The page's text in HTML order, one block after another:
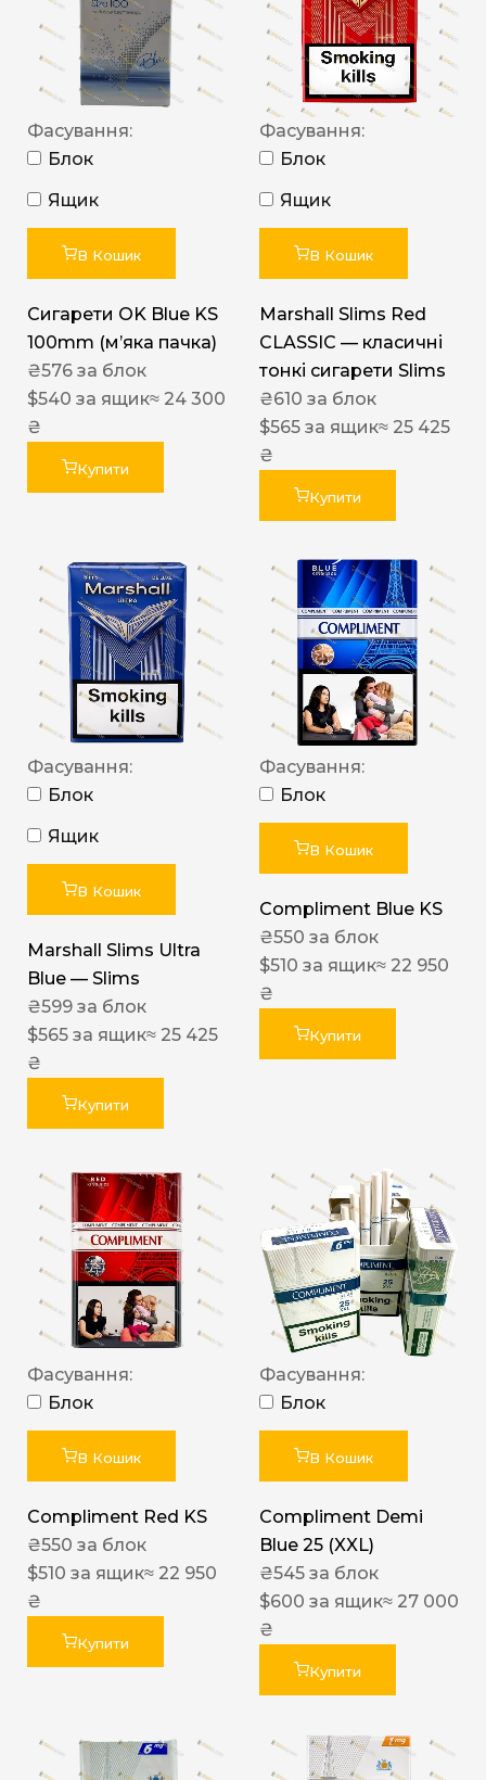
Фасування:
Блок
Ящик
В Кошик
Сигарети OK Blue KS
100mm (м’яка пачка)
₴576 за блок
$540 за ящик≈ 24 300
₴
Купити
Фасування:
Блок
Ящик
В Кошик
Marshall Slims Red
CLASSIC — класичні
тонкі сигарети Slims
₴610 за блок
$565 за ящик≈ 25 425
₴
Купити
Фасування:
Блок
Ящик
В Кошик
Marshall Slims Ultra
Blue — Slims
₴599 за блок
$565 за ящик≈ 25 425
₴
Купити
Фасування:
Блок
В Кошик
Compliment Blue KS
₴550 за блок
$510 за ящик≈ 22 950
₴
Купити
Фасування:
Блок
В Кошик
Compliment Red KS
₴550 за блок
$510 за ящик≈ 22 950
₴
Купити
Фасування:
Блок
В Кошик
Compliment Demi
Blue 25 (XXL)
₴545 за блок
$600 за ящик≈ 27 000
₴
Купити